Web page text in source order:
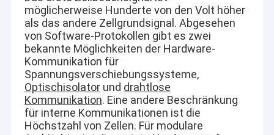
möglicherweise Hunderte von den Volt höher
als das andere Zellgrundsignal. Abgesehen
von Software-Protokollen gibt es zwei
bekannte Möglichkeiten der Hardware-
Kommunikation für
Spannungsverschiebungssysteme,
Optischisolatorund drahtlose
Kommunikation. Eine andere Beschränkung
für interne Kommunikationen ist die
Höchstzahl von Zellen. Für modulare